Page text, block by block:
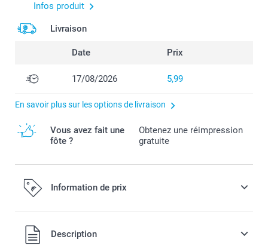
Infos produit
Livraison
Date Prix
17/08/2026 5,99
En savoir plus sur les options de livraison
Vous avez fait une
fôte ?
Obtenez une réimpression
gratuite
Information de prix
Tous les prix sont en EURO (€), TVA incluse et hors frais de
port.
Description